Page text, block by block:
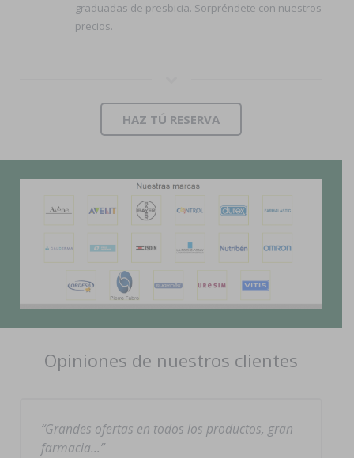
graduadas de presbicia. Sorpréndete con nuestros
precios.
HAZ TÚ RESERVA
Opiniones de nuestros clientes
Grandes ofertas en todos los productos, gran
farmacia…